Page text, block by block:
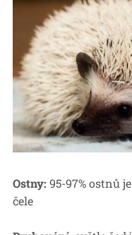
Ostny: 95-97% ostnů
čele